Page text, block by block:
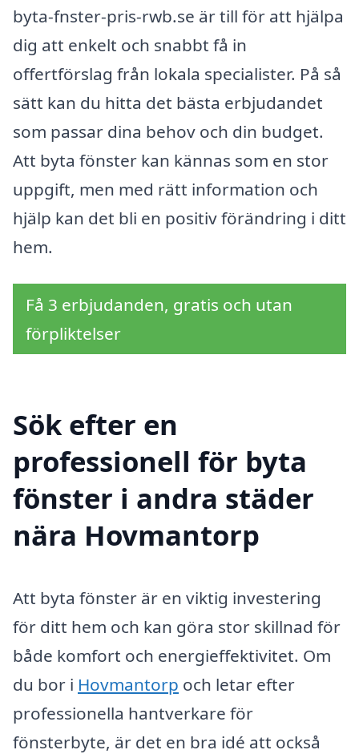
byta-fnster-pris-rwb.se är till för att hjälpa
dig att enkelt och snabbt få in
offertförslag från lokala specialister. På så
sätt kan du hitta det bästa erbjudandet
som passar dina behov och din budget.
Att byta fönster kan kännas som en stor
uppgift, men med rätt information och
hjälp kan det bli en positiv förändring i ditt
hem.
Få 3 erbjudanden, gratis och utan
förpliktelser
Sök efter en
professionell för byta
fönster i andra städer
nära Hovmantorp
Att byta fönster är en viktig investering
för ditt hem och kan göra stor skillnad för
både komfort och energieffektivitet. Om
du bor i Hovmantorp och letar efter
professionella hantverkare för
fönsterbyte, är det en bra idé att också